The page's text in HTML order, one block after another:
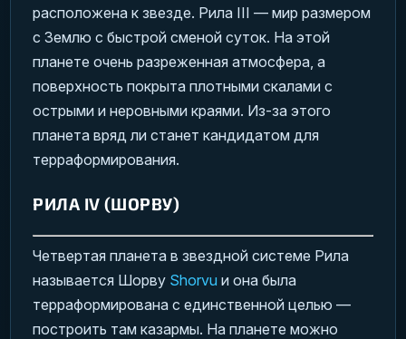
расположена к звезде. Рила III — мир размером
с Землю с быстрой сменой суток. На этой
планете очень разреженная атмосфера, а
поверхность покрыта плотными скалами с
острыми и неровными краями. Из-за этого
планета вряд ли станет кандидатом для
терраформирования.
РИЛА IV (ШОРВУ)
Четвертая планета в звездной системе Рила
называется Шорву Shorvu и она была
терраформирована с единственной целью —
построить там казармы. На планете можно